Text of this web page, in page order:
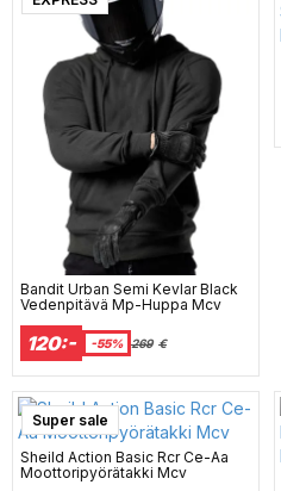
Bandit Urban Semi Kevlar Black
Vedenpitävä Mp-Huppa Mcv
120:- -55% 269 €
Super sale
Sheild Action Basic Rcr Ce-Aa
Moottoripyörätakki Mcv